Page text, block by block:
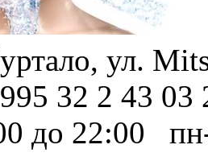
ул.
32 2 43 03
до 22:00